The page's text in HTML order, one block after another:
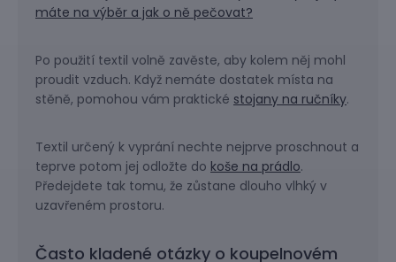
máte na výběr a jak o ně pečovat?
Po použití textil volně zavěste, aby kolem něj mohl
proudit vzduch. Když nemáte dostatek místa na
stěně, pomohou vám praktické stojany na ručníky.
Textil určený k vyprání nechte nejprve proschnout a
teprve potom jej odložte do koše na prádlo.
Předejdete tak tomu, že zůstane dlouho vlhký v
uzavřeném prostoru.
Často kladené otázky o koupelnovém